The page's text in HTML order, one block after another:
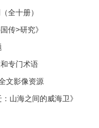
全十册）
传>研究》
专门术语
文影像资源
山海之间的威海卫》